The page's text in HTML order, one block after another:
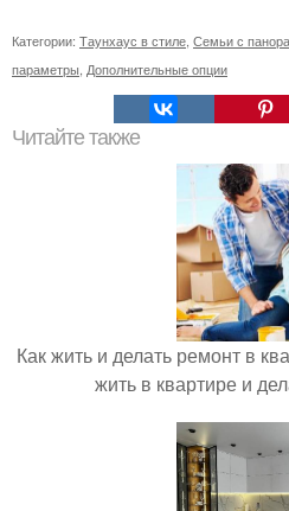
Категории: Таунхаус в стиле Семьи с
параметры Дополнительные опции
Читайте также
Как жить и делать ремонт в
жить в квартире и